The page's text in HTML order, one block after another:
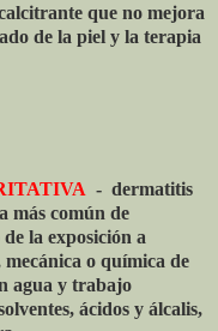
que no mejora
de la piel y la terapia
- dermatitis
más común de
la exposición a
o química de
agua y trabajo
ácidos y álcalis,